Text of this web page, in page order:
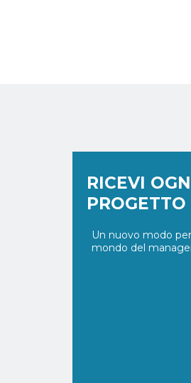
RICEVI
Un nuovo modo
mondo del